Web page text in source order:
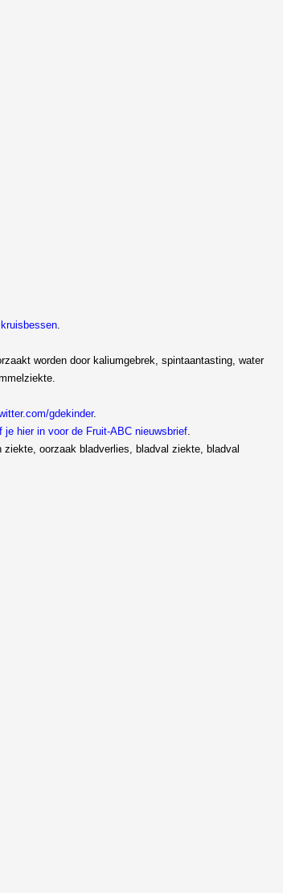
worden door kaliumgebrek, spintaantasting, water
gdekinder.
je hier in voor de Fruit-ABC nieuwsbrief
oorzaak bladverlies, bladval ziekte, bladval